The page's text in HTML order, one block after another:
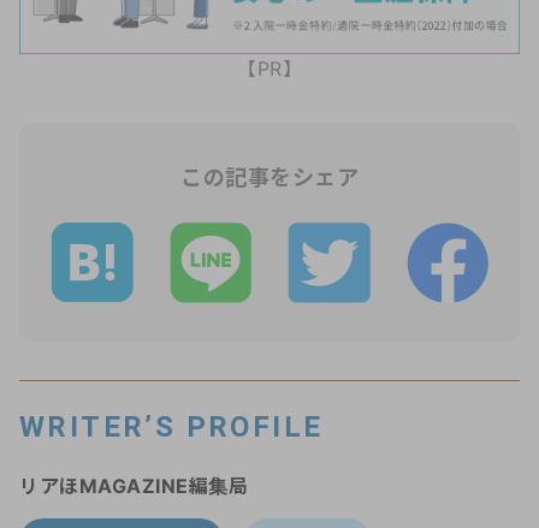
【PR】
この記事をシェア
WRITER’S PROFILE
リアほMAGAZINE編集局